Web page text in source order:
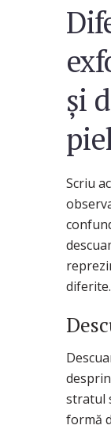
și
Scriu
diferite.
stratul
formă